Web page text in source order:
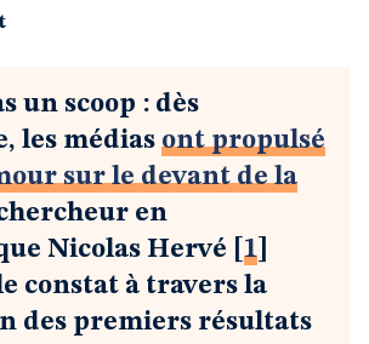
un scoop : dès
les médias ont propulsé
sur le devant de la
en
Nicolas Hervé
1
constat à travers la
des premiers résultats